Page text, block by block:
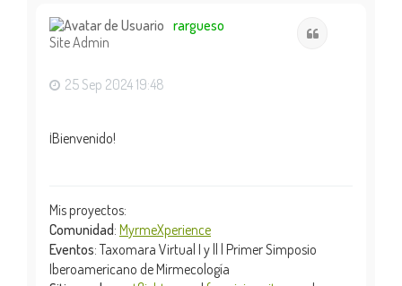
rargueso
Site Admin
25 Sep 2024 19:48
¡Bienvenido!
Mis proyectos:
Comunidad: MyrmeXperience
Eventos: Taxomara Virtual I y || | Primer Simposio
Iberoamericano de Mirmecología